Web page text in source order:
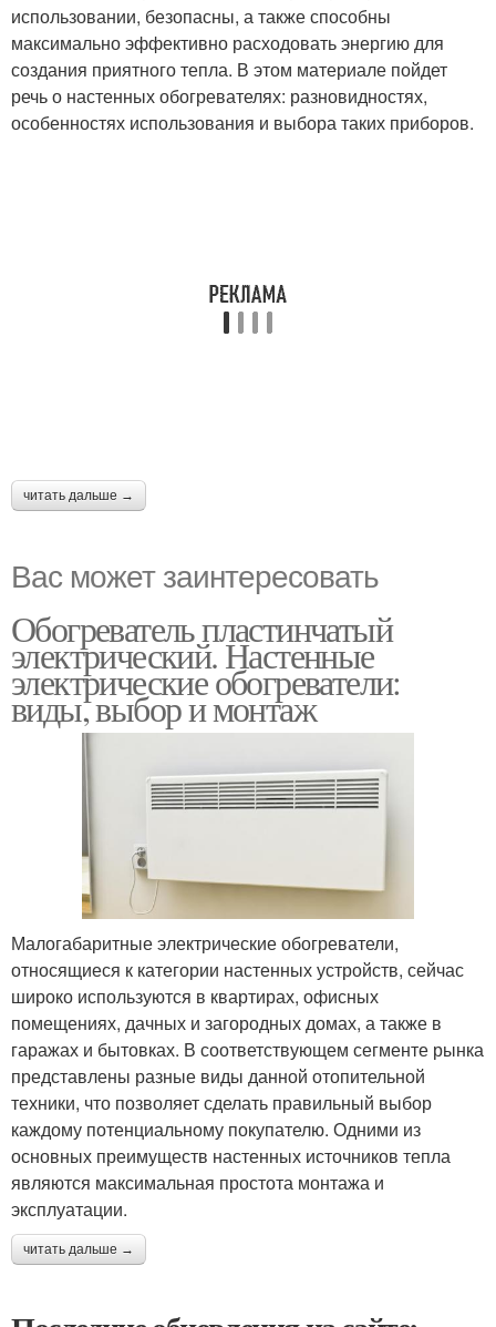
использовании, безопасны, а также способны
максимально эффективно расходовать энергию для
создания приятного тепла. В этом материале пойдет
речь о настенных обогревателях: разновидностях,
особенностях использования и выбора таких приборов.
читать дальше →
Вас может заинтересовать
Обогреватель пластинчатый
электрический. Настенные
электрические обогреватели:
виды, выбор и монтаж
Малогабаритные электрические обогреватели,
относящиеся к категории настенных устройств, сейчас
широко используются в квартирах, офисных
помещениях, дачных и загородных домах, а также в
гаражах и бытовках. В соответствующем сегменте рынка
представлены разные виды данной отопительной
техники, что позволяет сделать правильный выбор
каждому потенциальному покупателю. Одними из
основных преимуществ настенных источников тепла
являются максимальная простота монтажа и
эксплуатации.
читать дальше →